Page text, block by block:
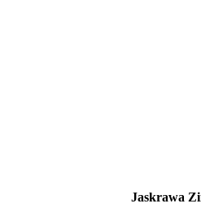
Jaskrawa